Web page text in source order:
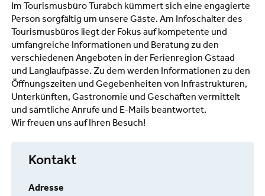
Im Tourismusbüro Turabch kümmert sich eine engagierte
Person sorgfältig um unsere Gäste. Am Infoschalter des
Tourismusbüros liegt der Fokus auf kompetente und
umfangreiche Informationen und Beratung zu den
verschiedenen Angeboten in der Ferienregion Gstaad
und Langlaufpässe. Zu dem werden Informationen zu den
Öffnungszeiten und Gegebenheiten von Infrastrukturen,
Unterkünften, Gastronomie und Geschäften vermittelt
und sämtliche Anrufe und E-Mails beantwortet.
Wir freuen uns auf Ihren Besuch!
Kontakt
Adresse